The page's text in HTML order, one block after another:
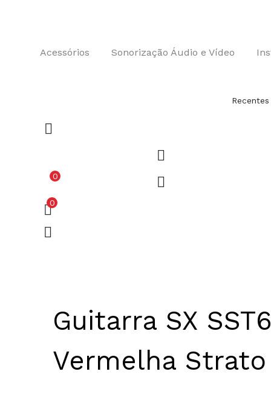
Acessórios Sonorização Áudio e Vídeo
Recentes
0
0
Guitarra SX
Vermelha